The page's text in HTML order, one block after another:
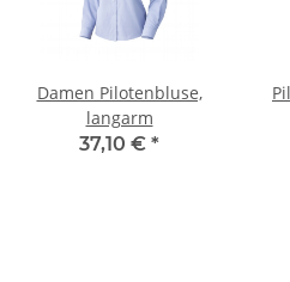
Damen Pilotenbluse,
langarm
37,10 € *